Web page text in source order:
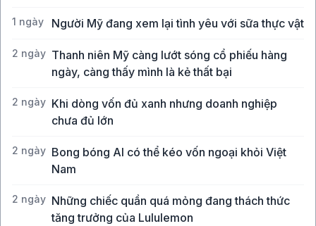
1 ngày Người Mỹ đang xem lại tình yêu với sữa thực vật
2 ngày Thanh niên Mỹ càng lướt sóng cổ phiếu hàng
ngày, càng thấy mình là kẻ thất bại
2 ngày Khi dòng vốn đủ xanh nhưng doanh nghiệp
chưa đủ lớn
2 ngày Bong bóng AI có thể kéo vốn ngoại khỏi Việt
Nam
2 ngày Những chiếc quần quá mỏng đang thách thức
tăng trưởng của Lululemon